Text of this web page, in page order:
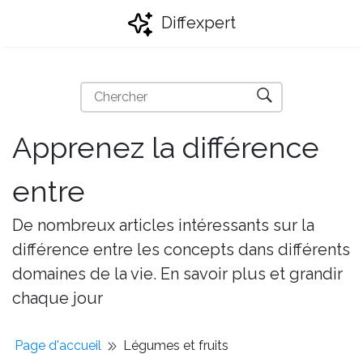
Diffexpert
Apprenez la différence
entre
De nombreux articles intéressants sur la
différence entre les concepts dans différents
domaines de la vie. En savoir plus et grandir
chaque jour
Page d'accueil Légumes et fruits